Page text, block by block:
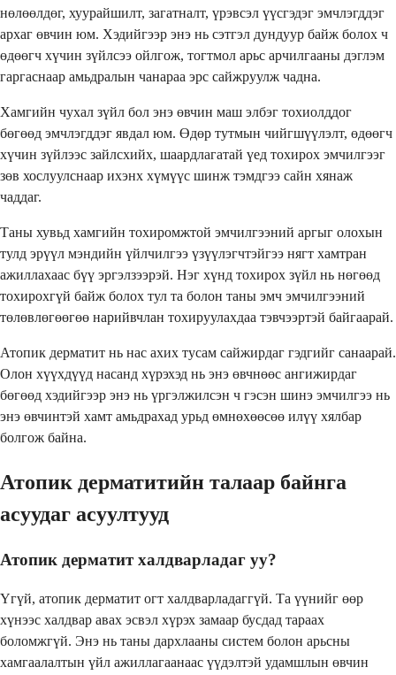
нөлөөлдөг, хуурайшилт, загатналт, үрэвсэл үүсгэдэг эмчлэгддэг
архаг өвчин юм. Хэдийгээр энэ нь сэтгэл дундуур байж болох ч
өдөөгч хүчин зүйлсээ ойлгож, тогтмол арьс арчилгааны дэглэм
гаргаснаар амьдралын чанараа эрс сайжруулж чадна.
Хамгийн чухал зүйл бол энэ өвчин маш элбэг тохиолддог
бөгөөд эмчлэгддэг явдал юм. Өдөр тутмын чийгшүүлэлт, өдөөгч
хүчин зүйлээс зайлсхийх, шаардлагатай үед тохирох эмчилгээг
зөв хослуулснаар ихэнх хүмүүс шинж тэмдгээ сайн хянаж
чаддаг.
Таны хувьд хамгийн тохиромжтой эмчилгээний аргыг олохын
тулд эрүүл мэндийн үйлчилгээ үзүүлэгчтэйгээ нягт хамтран
ажиллахаас бүү эргэлзээрэй. Нэг хүнд тохирох зүйл нь нөгөөд
тохирохгүй байж болох тул та болон таны эмч эмчилгээний
төлөвлөгөөгөө нарийвчлан тохируулахдаа тэвчээртэй байгаарай.
Атопик дерматит нь нас ахих тусам сайжирдаг гэдгийг санаарай.
Олон хүүхдүүд насанд хүрэхэд нь энэ өвчнөөс ангижирдаг
бөгөөд хэдийгээр энэ нь үргэлжилсэн ч гэсэн шинэ эмчилгээ нь
энэ өвчинтэй хамт амьдрахад урьд өмнөхөөсөө илүү хялбар
болгож байна.
Атопик дерматитийн талаар байнга
асуудаг асуултууд
Атопик дерматит халдварладаг уу?
Үгүй, атопик дерматит огт халдварладаггүй. Та үүнийг өөр
хүнээс халдвар авах эсвэл хүрэх замаар бусдад тараах
боломжгүй. Энэ нь таны дархлааны систем болон арьсны
хамгаалалтын үйл ажиллагаанаас үүдэлтэй удамшлын өвчин